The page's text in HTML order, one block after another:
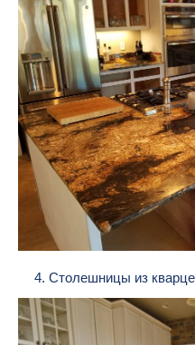
4. Столешницы из